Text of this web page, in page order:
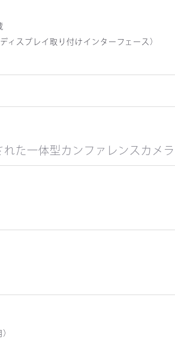
ィスプレイ取り付けインターフェース）
た一体型カンファレンスカメラ